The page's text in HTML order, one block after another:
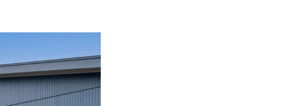
0120-37-
1806